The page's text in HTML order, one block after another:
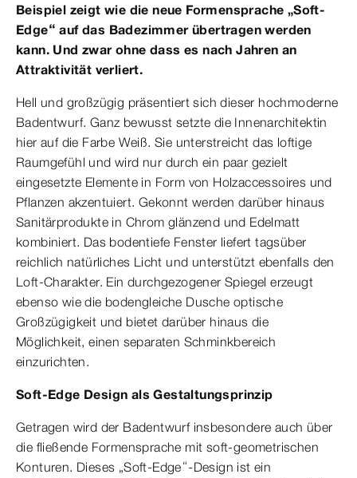
Beispiel zeigt wie die neue Formensprache „Soft-
Edge“ auf das Badezimmer übertragen werden
kann. Und zwar ohne dass es nach Jahren an
Attraktivität verliert.
Hell und großzügig präsentiert sich dieser hochmoderne
Badentwurf. Ganz bewusst setzte die Innenarchitektin
hier auf die Farbe Weiß. Sie unterstreicht das loftige
Raumgefühl und wird nur durch ein paar gezielt
eingesetzte Elemente in Form von Holzaccessoires und
Pflanzen akzentuiert. Gekonnt werden darüber hinaus
Sanitärprodukte in Chrom glänzend und Edelmatt
kombiniert. Das bodentiefe Fenster liefert tagsüber
reichlich natürliches Licht und unterstützt ebenfalls den
Loft-Charakter. Ein durchgezogener Spiegel erzeugt
ebenso wie die bodengleiche Dusche optische
Großzügigkeit und bietet darüber hinaus die
Möglichkeit, einen separaten Schminkbereich
einzurichten.
Soft-Edge Design als Gestaltungsprinzip
Getragen wird der Badentwurf insbesondere auch über
die fließende Formensprache mit soft-geometrischen
Konturen. Dieses „Soft-Edge“-Design ist ein